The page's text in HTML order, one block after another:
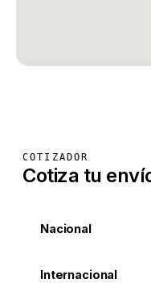
COTIZADOR
Cotiza tu
Nacional
Internacional